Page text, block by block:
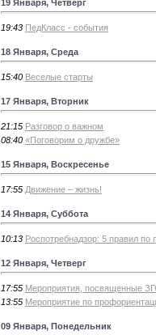
19 Января, Четверг
19:43 ПедКласс - события
18 Января, Среда
15:40 Веселые старты
17 Января, Вторник
21:15 Разговор о важном
08:40 «Поговорим о дружбе»
15 Января, Воскресенье
17:55 Движение – жизнь!
14 Января, Суббота
10:13 Роспотребнадзор: 5 правил по
12 Января, Четверг
17:55 Мероприятия, посвященные
13:55 Мероприятие по
09 Января, Понедельник